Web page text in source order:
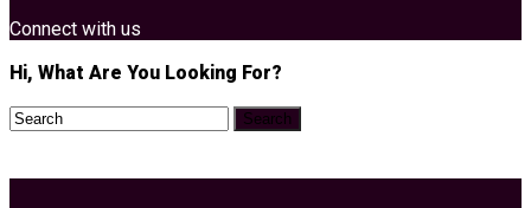
Connect with us
Hi, What Are You Looking For?